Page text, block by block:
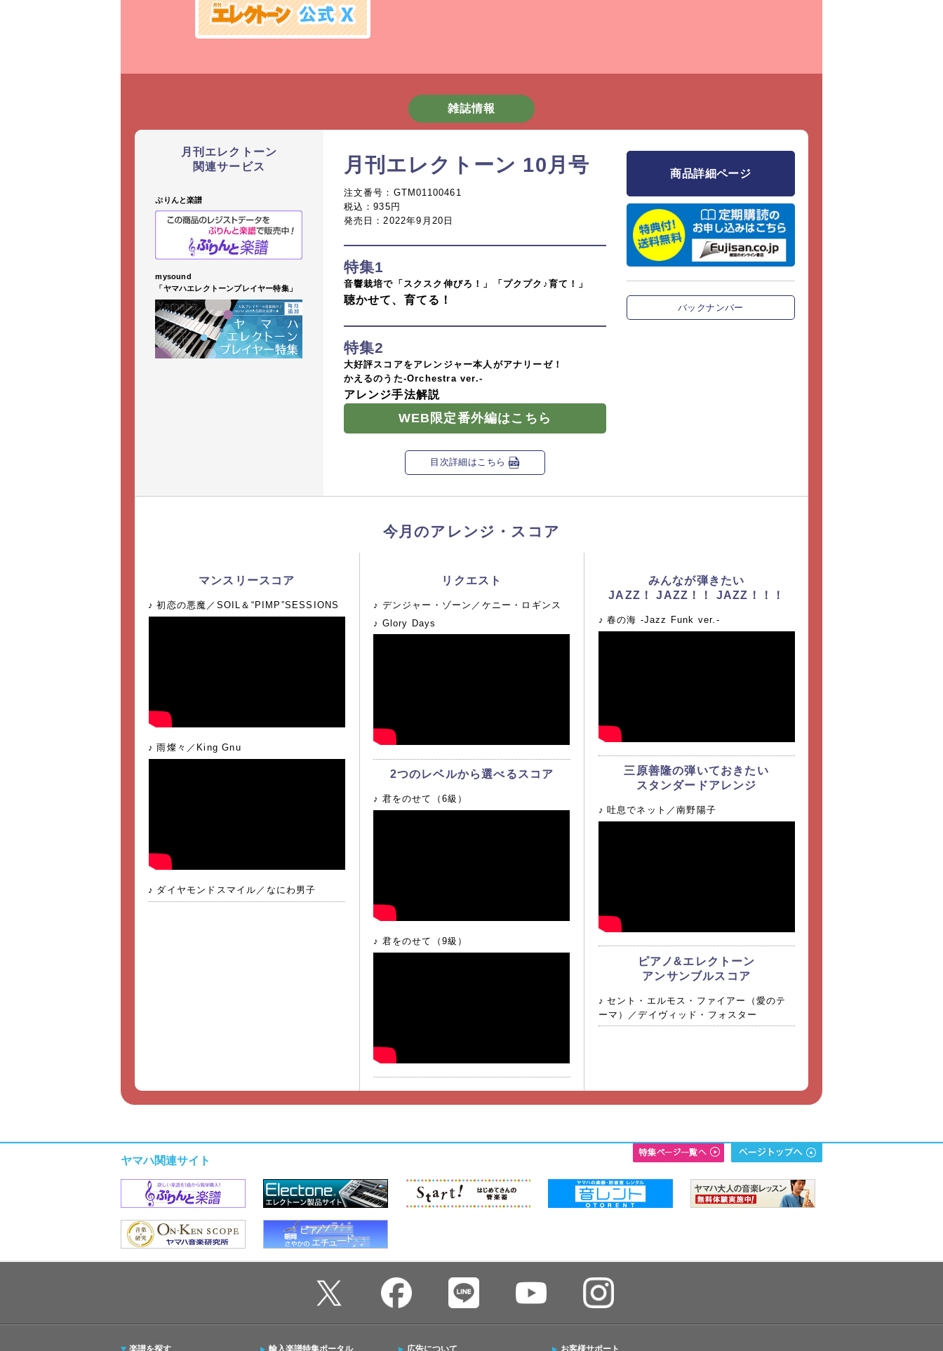
月19日（火） 出演：岩崎孝昭、和田侑記
いなぴょん＆すぎちゃんのアレンジ道場
月エレマンスリーライブ [第6回] 2022年3
月18日（金） 出演：中野正英、山﨑雅也
File:002
「超ダイジェスト動画」
月エレマンスリーライブ [第4回] 2022年1
ダイジェスト動画」
月エレマンスリーライブ [第2回] 2021年11
月17日（水） 出演：黒崎 美保、松井宏行
「超ダイジェスト動画」
【つるの剛士&yaSya オンライン♪ミュー
ジック・パーティー ダイジェスト動画】
「ヤマハ音楽教室」(ヤマハ音楽振興会) 公
式サイトにて公開中！
エレクトーンプレイヤー岩内佐織の人気曲
が歌になり、新たな命が吹き込まれました
信〈前編:録画配信〉
コア】
「香水」演奏＆トーク：中野正英
コア】
編曲＆演奏：中野正英
◆【月刊エレクトーン2020年4月号／第2特
雑誌情報
月刊エレクトーン
関連サービス
ぷりんと楽譜
mysound
「ヤマハエレクトーンプレイヤー特集」
月刊エレクトーン 10月号
注文番号：GTM01100461
税込：935円
発売日：2022年9月20日
特集1
音響栽培で「スクスク伸びろ！」「プクプク♪育て！」
聴かせて、育てる！
特集2
大好評スコアをアレンジャー本人がアナリーゼ！
かえるのうた-Orchestra ver.-
アレンジ手法解説
WEB限定番外編はこちら
目次詳細はこちら
商品詳細ページ
バックナンバー
今月のアレンジ・スコア
マンスリースコア
初恋の悪魔／SOIL＆“PIMP”SESSIONS
雨燦々／King Gnu
ダイヤモンドスマイル／なにわ男子
リクエスト
デンジャー・ゾーン／ケニー・ロギンス
Glory Days
2つのレベルから選べるスコア
君をのせて（6級）
君をのせて（9級）
みんなが弾きたい
JAZZ！ JAZZ！！ JAZZ！！！
春の海 -Jazz Funk ver.-
三原善隆の弾いておきたい
スタンダードアレンジ
吐息でネット／南野陽子
ピアノ&エレクトーン
アンサンブルスコア
セント・エルモス・ファイアー（愛のテ
ーマ）／デイヴィッド・フォスター
ヤマハ関連サイト